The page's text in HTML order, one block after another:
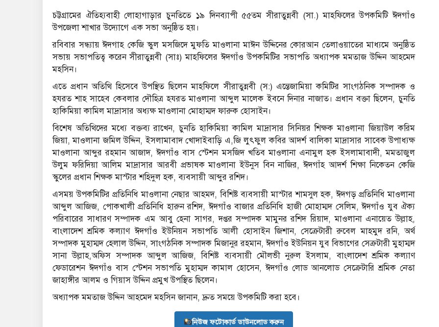
চট্টগ্রামের ঐতিহ্যবাহী লোহাগাড়ার চুনতিতে ১৯ দিনব্যাপী ৫৫তম সীরাতুন্নবী (সা.) মাহফিলের উপকমিটি ঈদগাঁও
উপজেলা শাখার উদ্যোগে এক সভা অনুষ্ঠিত হয়।
রবিবার সন্ধ্যায় ঈদগাহ কেজি স্কুল মসজিদে মুফতি মাওলানা মাঈন উদ্দিনের কোরআন তেলাওয়াতের মাধ্যমে অনুষ্ঠিত
সভায় সভাপতিত্ব করেন সীরাতুন্নবী (সাঃ) মাহফিলের ঈদগাঁও উপকমিটির সভাপতি অধ্যাপক মমতাজ উদ্দিন আহমেদ
মহসিন।
এতে প্রধান অতিথি হিসেবে উপস্থিত ছিলেন মাহফিলে সীরাতুন্নবী (স:) এন্তেজামিয়া কমিটির সাংগঠনিক সম্পাদক ও
হযরত শাহ সাহেব কেবলার দৌহিত্র হযরত মাওলানা আব্দুল মালেক ইবনে দিনার নাজাত। প্রধান বক্তা ছিলেন, চুনতি
হাকিমিয়া কামিল মাদ্রাসার অধ্যক্ষ মাওলানা মোহাম্মদ ফারুক হোসাইন।
বিশেষ অতিথিদের মধ্যে বক্তব্য রাখেন, চুনতি হাকিমিয়া কামিল মাদ্রাসার সিনিয়র শিক্ষক মাওলানা জিয়াউল করিম
জিয়া, মাওলানা জমিল উদ্দিন, ইসলামাবাদ খোদাইবাড়ি এ,জি লুৎফুল কবির আদর্শ বালিকা মাদ্রাসার সাবেক উপাধ্যক্ষ
মাওলানা আব্দুর রহমান আজাদ, ঈদগাঁও বাস স্টেশন মসজিদ খতিব মাওলানা এনামুল হক ইসলামাবাদী, মমতাজুল
উলুম ফরিদিয়া আলিম মাদ্রাসার আরবী প্রভাষক মাওলানা ইউনুস বিন নাজির, ঈদগাঁহ আদর্শ শিক্ষা নিকেতন কেজি
স্কুলের প্রধান শিক্ষক মাস্টার শহিদুল হক, ব্যবসায়ী আব্দুর রশিদ।
এসময় উপকমিটির প্রতিনিধি মাওলানা নেছার আহমদ, বিশিষ্ট ব্যবসায়ী মাস্টার শামসুল হক, ঈদগড় প্রতিনিধি মাওলানা
আব্দুল আজিজ, পোকখালী প্রতিনিধি হারুন রশিদ, ঈদগাঁও বাজার প্রতিনিধি হাজী মোহাম্মদ সেলিম, ঈদগাঁও যুব ঐক্য
পরিবারের সাধারণ সম্পাদক এম আবু হেনা সাগর, দপ্তর সম্পাদক মামুনর রশিদ রিয়াদ, মাওলানা এনায়েত উল্লাহ,
বাংলাদেশ শ্রমিক কল্যাণ ঈদগাঁও ইউনিয়ন সভাপতি আলী হোসাইন জিশান, সেক্রেটারী রুবেল মাহমুদ রনি, অর্থ
সম্পাদক মুহাম্মদ হেলাল উদ্দিন, সাংগঠনিক সম্পাদক মিজানুর রহমান, ঈদগাঁও ইউনিয়ন যুব বিভাগের সেক্রটারী মুহাম্মদ
সানা উল্লাহ,অফিস সম্পাদক আব্দুল আজিজ, বিশিষ্ট ব্যবসায়ী মৌলভী নুরুল ইসলাম, বাংলাদেশ শ্রমিক কল্যাণ
ফেডারেশন ঈদগাঁও বাস স্টেশন সভাপতি মুহাম্মদ কামাল হোসেন, ঈদগাঁও লোড আনলোড সেক্রেটারি শ্রমিক নেতা
জাহাঙ্গীর আলম ও গিয়াস উদ্দিন প্রমুখ উপস্থিত ছিলেন।
অধ্যাপক মমতাজ উদ্দিন আহমেদ মহসিন জানান, দ্রুত সময়ে উপকমিটি করা হবে।
নিউজ ফটোকার্ড ডাউনলোড করুন